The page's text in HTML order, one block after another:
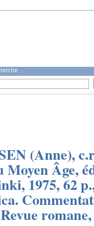
(Anne),
Moyen Âge,
1975, 62
romane,